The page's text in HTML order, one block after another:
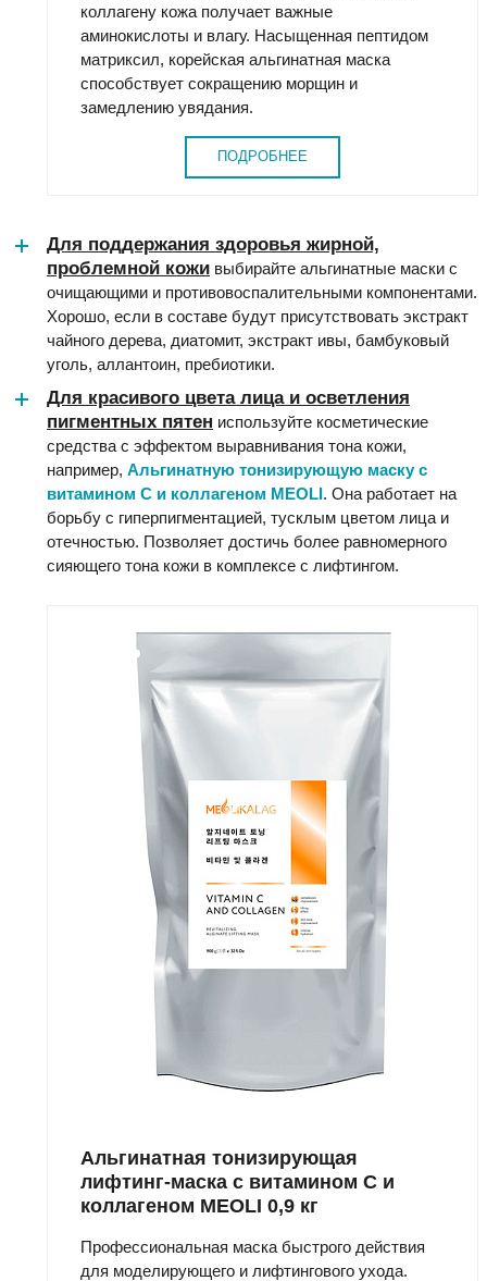
коллагену кожа получает важные
аминокислоты и влагу. Насыщенная пептидом
матриксил, корейская альгинатная маска
способствует сокращению морщин и
замедлению увядания.
ПОДРОБНЕЕ
Для поддержания здоровья жирной,
проблемной кожи выбирайте альгинатные маски с
очищающими и противовоспалительными компонентами.
Хорошо, если в составе будут присутствовать экстракт
чайного дерева, диатомит, экстракт ивы, бамбуковый
уголь, аллантоин, пребиотики.
Для красивого цвета лица и осветления
пигментных пятен используйте косметические
средства с эффектом выравнивания тона кожи,
например, Альгинатную тонизирующую маску с
витамином C и коллагеном MEOLI. Она работает на
борьбу с гиперпигментацией, тусклым цветом лица и
отечностью. Позволяет достичь более равномерного
сияющего тона кожи в комплексе с лифтингом.
Альгинатная тонизирующая
лифтинг-маска с витамином С и
коллагеном MEOLI 0,9 кг
Профессиональная маска быстрого действия
для моделирующего и лифтингового ухода.